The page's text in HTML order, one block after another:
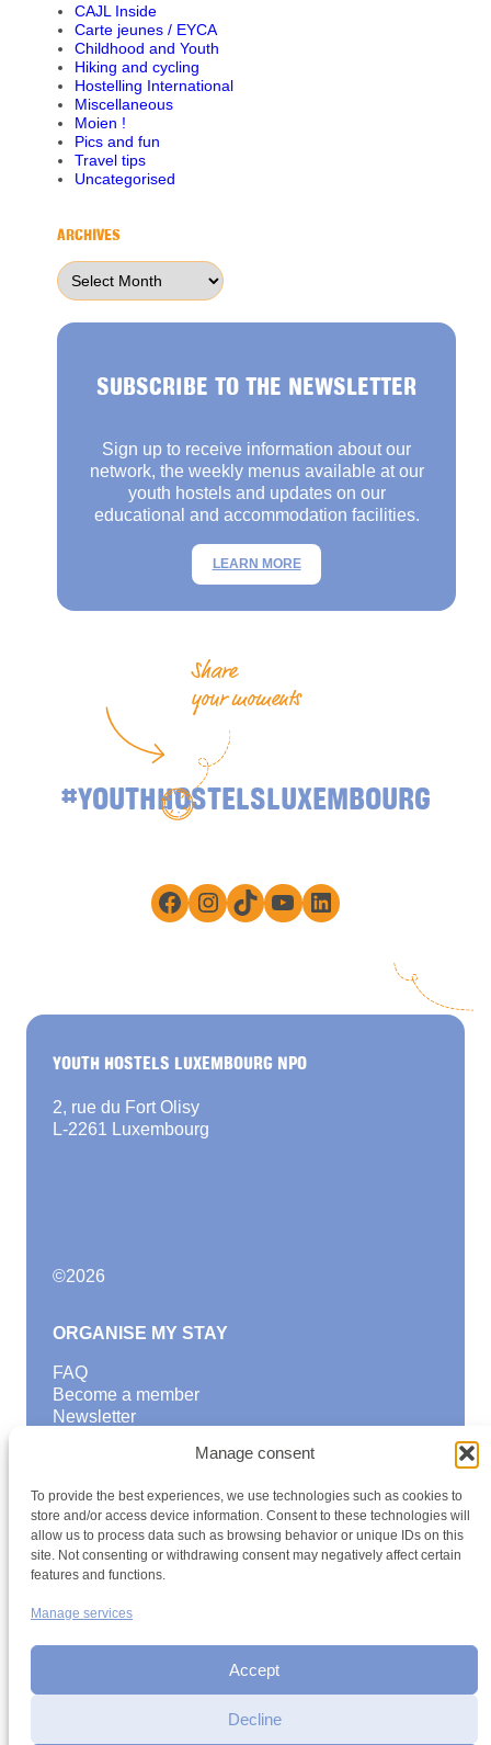
Manage consent
To provide the best experiences, we use technologies such as cookies to
store and/or access device information. Consent to these technologies will
allow us to process data such as browsing behavior or unique IDs on this
site. Not consenting or withdrawing consent may negatively affect certain
features and functions.
Manage services
Accept
Decline
CAJL Inside
Carte jeunes / EYCA
Childhood and Youth
Hiking and cycling
Hostelling International
Miscellaneous
Moien !
Pics and fun
Travel tips
Uncategorised
ARCHIVES
Archives
SUBSCRIBE TO THE NEWSLETTER
Sign up to receive information about our
network, the weekly menus available at our
youth hostels and updates on our
educational and accommodation facilities.
LEARN MORE
Share
your moments
#YOUTHHOSTELSLUXEMBOURG
Facebook
Instagram
TikTokYouTube
LinkedIn
YOUTH HOSTELS LUXEMBOURG NPO
2, rue du Fort Olisy
L-2261 Luxembourg
©2026
ORGANISE MY STAY
FAQ
Become a member
Newsletter
Find a youth hostel
Discover activities
School Trips and group excursions
Teambuilding
Youth Hostels Luxembourg NPO